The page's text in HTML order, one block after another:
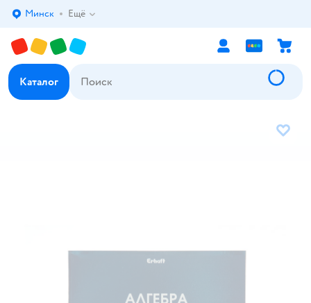
Выбор адреса доставки.
Минск Ещё
Каталог
В